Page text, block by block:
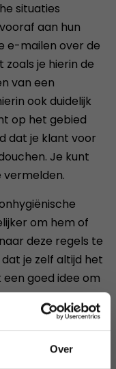
Over
situaties
aan hun
e-mailen over de
zoals je hierin de
van een
ook duidelijk
op het gebied
dat je klant voor
Je kunt
vermelden.
om hem of
deze regels te
je zelf altijd het
goed idee om
het uitvoeren
je het
van een